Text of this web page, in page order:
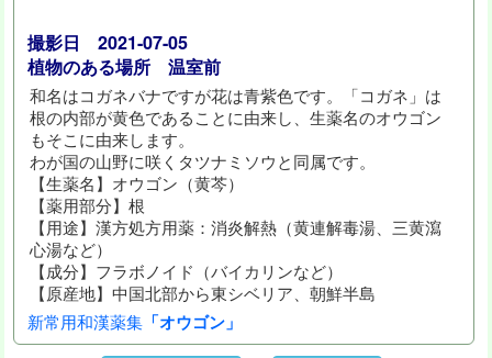
撮影日 2021-07-05
植物のある場所 温室前
和名はコガネバナですが花は青紫色です。「コガネ」は
根の内部が黄色であることに由来し、生薬名のオウゴン
もそこに由来します。
わが国の山野に咲くタツナミソウと同属です。
【生薬名】オウゴン（黄芩）
【薬用部分】根
【用途】漢方処方用薬：消炎解熱（黄連解毒湯、三黄瀉
心湯など）
【成分】フラボノイド（バイカリンなど）
【原産地】中国北部から東シベリア、朝鮮半島
新常用和漢薬集 「オウゴン」